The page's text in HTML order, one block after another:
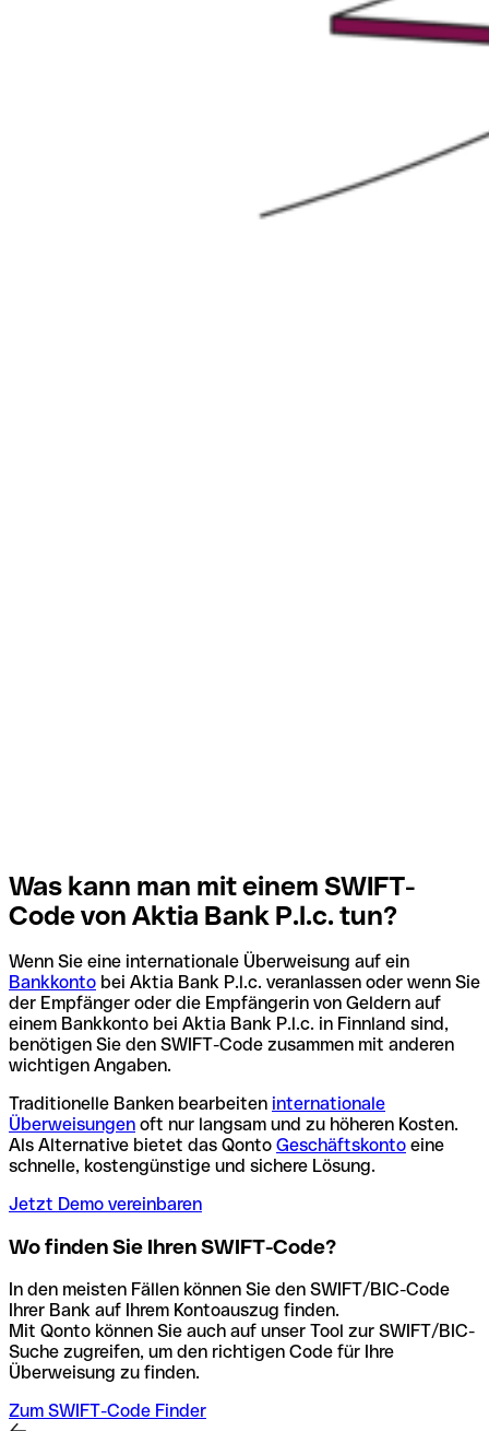
Was kann man mit einem SWIFT-
Code von Aktia Bank P.l.c. tun?
Wenn Sie eine internationale Überweisung auf ein
Bankkonto bei Aktia Bank P.l.c. veranlassen oder wenn Sie
der Empfänger oder die Empfängerin von Geldern auf
einem Bankkonto bei Aktia Bank P.l.c. in Finnland sind,
benötigen Sie den SWIFT-Code zusammen mit anderen
wichtigen Angaben.
Traditionelle Banken bearbeiten internationale
Überweisungen oft nur langsam und zu höheren Kosten.
Als Alternative bietet das Qonto Geschäftskonto eine
schnelle, kostengünstige und sichere Lösung.
Jetzt Demo vereinbaren
Wo finden Sie Ihren SWIFT-Code?
In den meisten Fällen können Sie den SWIFT/BIC-Code
Ihrer Bank auf Ihrem Kontoauszug finden.
Mit Qonto können Sie auch auf unser Tool zur SWIFT/BIC-
Suche zugreifen, um den richtigen Code für Ihre
Überweisung zu finden.
Zum SWIFT-Code Finder